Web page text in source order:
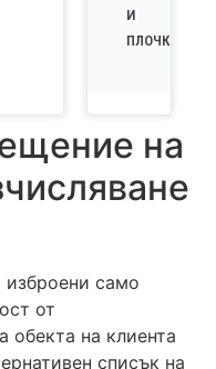
И
ПЛОЧКИ
на
изброени само
от
обекта на клиента
списък на